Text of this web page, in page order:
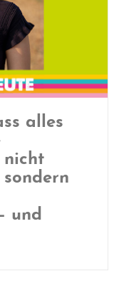
alles
nicht
und